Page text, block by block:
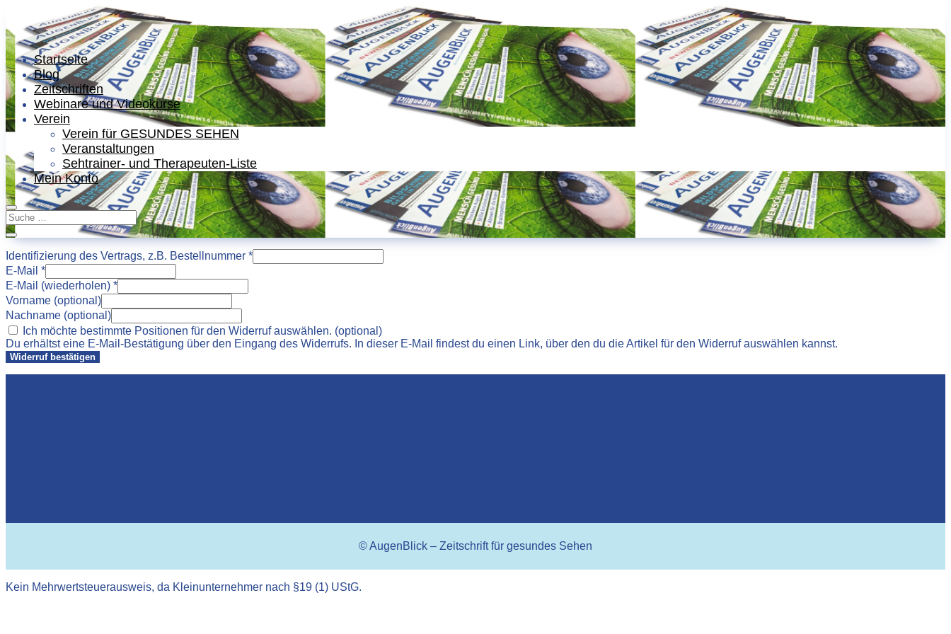
Startseite
Blog
Zeitschriften
Webinare und Videokurse
Verein
Verein für GESUNDES SEHEN
Veranstaltungen
Sehtrainer- und Therapeuten-Liste
Mein Konto
Identifizierung des Vertrags, z.B. Bestellnummer *
E-Mail *
E-Mail (wiederholen) *
Vorname (optional)
Nachname (optional)
Ich möchte bestimmte Positionen für den Widerruf auswählen. (optional)
Du erhältst eine E-Mail-Bestätigung über den Eingang des Widerrufs. In dieser E-Mail findest du einen Link, über den du die Artikel für den Widerruf auswählen kannst.
Widerruf bestätigen
© AugenBlick – Zeitschrift für gesundes Sehen
Kein Mehrwertsteuerausweis, da Kleinunternehmer nach §19 (1) UStG.